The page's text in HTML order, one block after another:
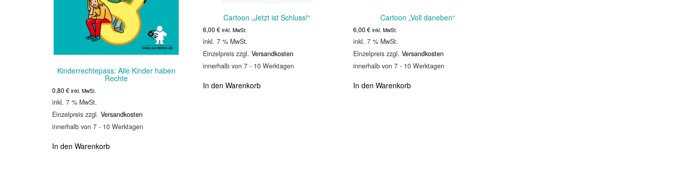
Kinderrechtepass: Alle Kinder haben
Rechte
0,80 € inkl. MwSt.
inkl. 7 % MwSt.
Einzelpreis zzgl. Versandkosten
innerhalb von 7 - 10 Werktagen
In den Warenkorb
Cartoon „Jetzt ist Schluss!“
6,00 € inkl. MwSt.
inkl. 7 % MwSt.
Einzelpreis zzgl. Versandkosten
innerhalb von 7 - 10 Werktagen
In den Warenkorb
Cartoon „Voll daneben“
6,00€ inkl. MwSt.
inkl. 7 % MwSt.
Einzelpreis zzgl.Versandkosten
innerhalb von 7 - 10 Werktagen
In den Warenkorb